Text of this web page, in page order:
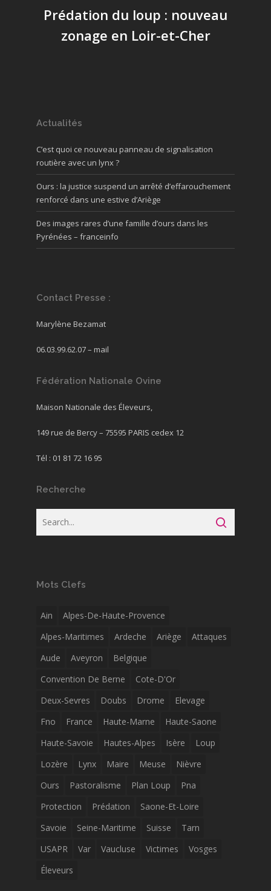
Prédation du loup : nouveau
zonage en Loir-et-Cher
Actualités
C’est quoi ce nouveau panneau de signalisation
routière avec un lynx ?
Ours : la justice suspend un arrêté d’effarouchement
renforcé dans une estive d’Ariège
Des images rares d’une famille d’ours dans les
Pyrénées – franceinfo
Contact Presse :
Marylène Bezamat
06.03.99.62.07 – mail
Fédération Nationale Ovine
Maison Nationale des Éleveurs,
149 rue de Bercy – 75595 PARIS cedex 12
Tél : 01 81 72 16 95
Recherche
Mots Clefs
Ain
Alpes-De-Haute-Provence
Alpes-Maritimes
Ardeche Ariège
Attaques
Aude
Aveyron
Belgique
Convention De Berne
Cote-D'Or
Deux-Sevres
Doubs Drome
Elevage
Fno
France Haute-Marne
Haute-Saone
Haute-Savoie
Hautes-Alpes Isère
Loup
Lozère
Lynx Maire Meuse
Nièvre
Ours
Pastoralisme Plan Loup
Pna
Protection
Prédation
Saone-Et-Loire
Savoie
Seine-Maritime Suisse
Tarn
USAPR
Var Vaucluse Victimes
Vosges
Éleveurs